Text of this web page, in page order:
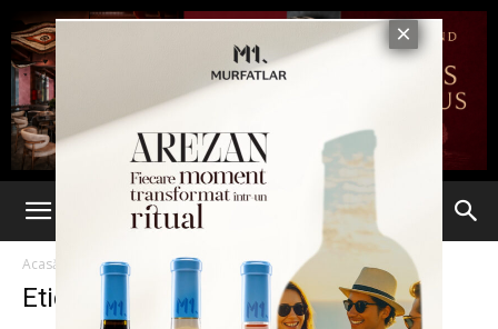
Acasă Etichete Primăria Dolheşti
Etichetă: Primăria Dolheşti